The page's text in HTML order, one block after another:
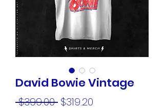
David Bowie Vintage
$399.00 Precio
$319.20